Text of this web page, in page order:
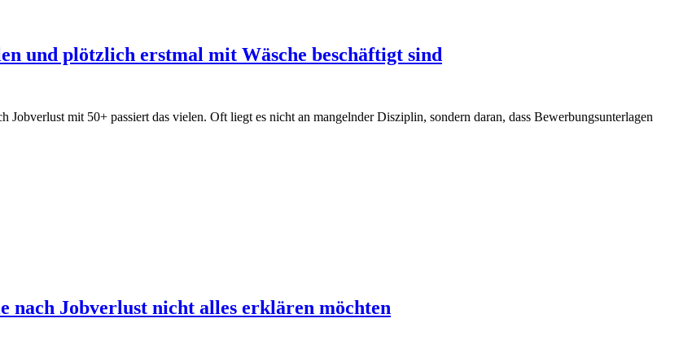
und plötzlich erstmal mit Wäsche beschäftigt sind
mit 50+ passiert das vielen. Oft liegt es nicht an mangelnder Disziplin, sondern daran, dass Bewerbungsunterlagen
nach Jobverlust nicht alles erklären möchten